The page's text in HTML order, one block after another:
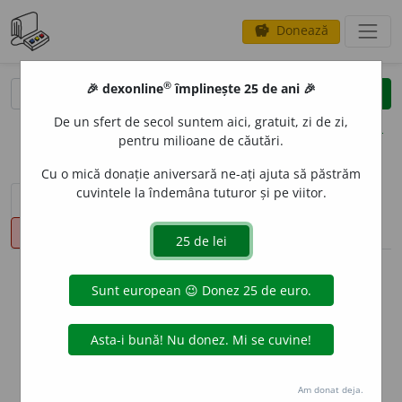
savings Donează
clear
opțiuni
sinteza definițiilor (1) definiții (4)
declinări
info
Aceste definiții sunt compilate de
echipa dexonline. Definițiile
originale se află pe filadefiniții.
Puteți reordona filele pe pagina de
🎉 dexonline® împlinește 25 de ani 🎉
De un sfert de secol suntem aici, gratuit, zi de zi,
pentru milioane de căutări.
Cu o mică donație aniversară ne-ați ajuta să păstrăm
cuvintele la îndemâna tuturor și pe viitor.
Am donat deja.